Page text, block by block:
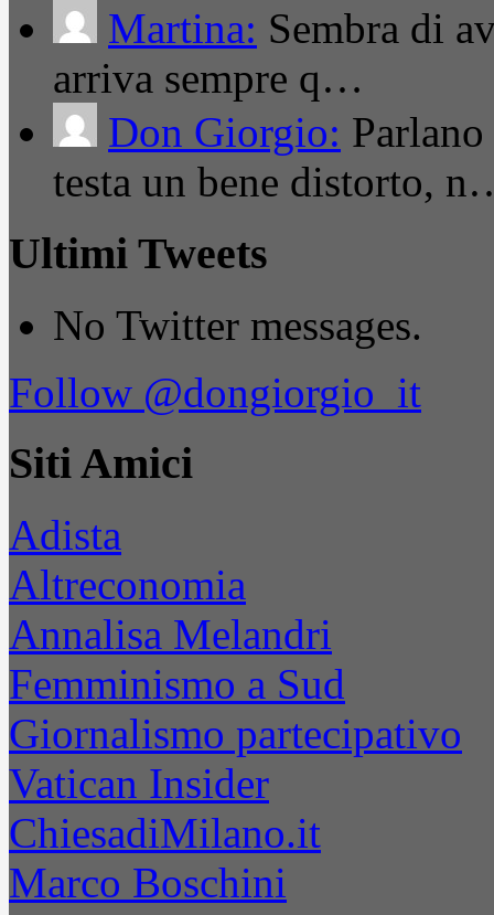
Martina: Sembra di
arriva sempre q…
Don Giorgio:
testa un bene distorto,
Ultimi Tweets
No Twitter messages.
Follow @dongiorgio_it
Siti Amici
Adista
Altreconomia
Annalisa Melandri
Femminismo a Sud
Giornalismo partecipativo
Vatican Insider
ChiesadiMilano.it
Marco Boschini